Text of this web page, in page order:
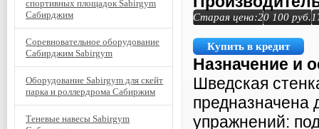
Старая цена:20 100 руб.
Купить в кредит
Назначение и
Шведская
предназначена
упражнений:
спортивных площадок Sabirgym
Сабирджим
Соревновательное оборудование
Сабирджим Sabirgym
Оборудование Sabirgym для скейт
парка и роллердрома Сабиржим
Теневые навесы Sabirgym